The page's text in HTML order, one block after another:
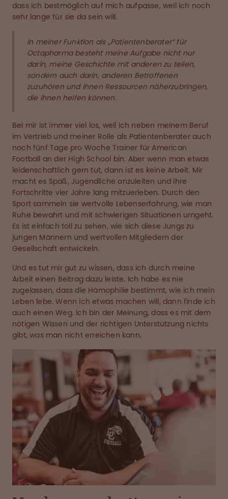
dass ich bestmöglich auf mich aufpasse, weil ich noch
sehr lange für sie da sein will.
In meiner Funktion als „Patientenberater“ für
Octapharma besteht meine Aufgabe nicht nur
darin, meine Geschichte mit anderen zu teilen,
sondern auch darin, anderen Betroffenen
zuzuhören und ihnen Ressourcen näherzubringen,
die ihnen helfen können.
Bei mir ist immer viel los, weil ich neben meinem Beruf
im Vertrieb und meiner Rolle als Patientenberater auch
noch fünf Tage pro Woche Trainer für American
Football an der High School bin. Aber wenn man etwas
leidenschaftlich gern tut, dann ist es keine Arbeit. Mir
macht es Spaß, Jugendliche anzuleiten und ihre
Fortschritte vier Jahre lang mitzuerleben. Durch den
Sport sammeln sie wertvolle Lebenserfahrung, wie man
Ruhe bewahrt und mit schwierigen Situationen umgeht.
Es ist einfach toll zu sehen, wie sich diese Jungs zu
jungen Männern und wertvollen Mitgliedern der
Gesellschaft entwickeln.
Und es tut mir gut zu wissen, dass ich durch meine
Arbeit einen Beitrag dazu leiste. Ich habe es nie
zugelassen, dass die Hämophilie bestimmt, wie ich mein
Leben lebe. Wenn ich etwas machen will, dann finde ich
auch einen Weg. Ich bin der Meinung, dass es mit dem
nötigen Wissen und der richtigen Unterstützung nichts
gibt, was man nicht erreichen kann.